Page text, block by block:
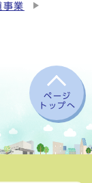
事業
ページ
トップへ